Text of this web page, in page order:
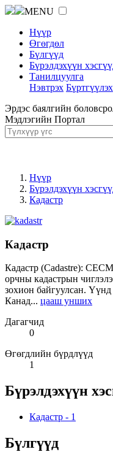
MENU
Нүүр
Өгөгдөл
Бүлгүүд
Бүрэлдэхүүн
Танилцуулга
Нэвтрэх Бүртгүүлэх
Эрдэс баялгийн
Мэдлэгийн Портал
Нүүр
Бүрэлдэхүүн
Кадастр
Кадастр
Кадастр (Cadastre):
орчны кадастрын
зохион байгуулсан.
Канад... цааш унших
Дагагчид
0
Өгөгдлийн бүрдлүүд
1
Бүрэлдэхүүн
Кадастр - 1
Бүлгүүд